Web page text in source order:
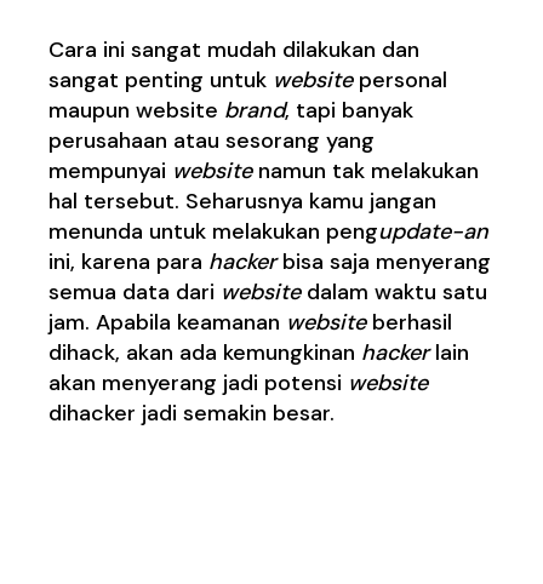
Cara ini sangat mudah dilakukan dan
sangat penting untuk websitepersonal
maupun website brand, tapi banyak
perusahaan atau sesorang yang
mempunyai websitenamun tak melakukan
hal tersebut. Seharusnya kamu jangan
menunda untuk melakukan pengupdate-an
ini, karena para hackerbisa saja menyerang
semua data dari websitedalam waktu satu
jam. Apabila keamanan websiteberhasil
dihack, akan ada kemungkinan hackerlain
akan menyerang jadi potensi website
dihacker jadi semakin besar.